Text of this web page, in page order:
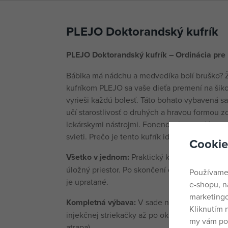
PLEJO Doktorandský kufrík
PLEJO Doktorandský kufrík – Ordinácia
Bábika má nádchu a medvedíka bolí bruško?
kufríkom PLEJO sa vaše dieťa premení na
vyrieši každú bolesť. Táto bohato vybavená
učí starostlivosť o druhých a hravou formou
lekárskymi nástrojmi. Fonendoskop vydáva
svieti. Prečo je tento kufrík ideálnou voľbou?
Všetko v jednom: Praktický kufrík slúži
úložný priestor. Po skončení ordinácie stačí
je upratané.
Kompletná výbava: V sade nájdete všetko
injekčnej striekačky až po okuliare, zrkadlo
e-shopu,
Kliknutím
my vám